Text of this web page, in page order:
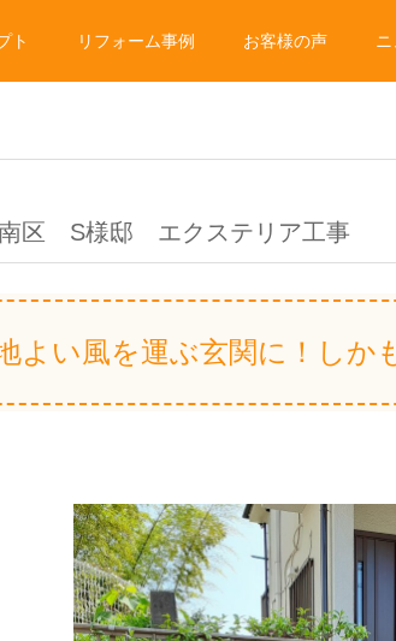
ト リフォーム事例 お客様の声
区 S様邸 エクステリア工事
よい風を運ぶ玄関に！しか